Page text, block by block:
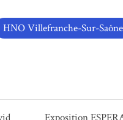
HNO Villefranche-Sur-Saône